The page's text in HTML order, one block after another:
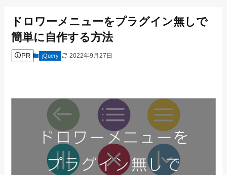
ドロワーメニューをプラグイン無しで
簡単に自作する方法
PR jQuery 2022年9月27日